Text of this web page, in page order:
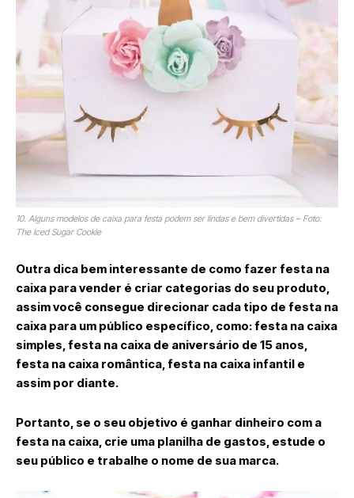
10. Alguns modelos de caixa para festa podem ser lindas e bem divertidas – Foto:
The Iced Sugar Cookie
Outra dica bem interessante de como fazer festa na
caixa para vender é criar categorias do seu produto,
assim você consegue direcionar cada tipo de festa na
caixa para um público específico, como: festa na caixa
simples, festa na caixa de aniversário de 15 anos,
festa na caixa romântica, festa na caixa infantil e
assim por diante.
Portanto, se o seu objetivo é ganhar dinheiro com a
festa na caixa, crie uma planilha de gastos, estude o
seu público e trabalhe o nome de sua marca.